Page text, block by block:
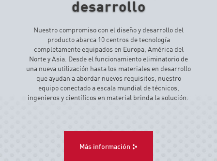
desarrollo
Nuestro compromiso con el diseño y desarrollo del
producto abarca 10 centros de tecnología
completamente equipados en Europa, América del
Norte y Asia. Desde el funcionamiento eliminatorio de
una nueva utilización hasta los materiales en desarrollo
que ayudan a abordar nuevos requisitos, nuestro
equipo conectado a escala mundial de técnicos,
ingenieros y científicos en material brinda la solución.
Más información